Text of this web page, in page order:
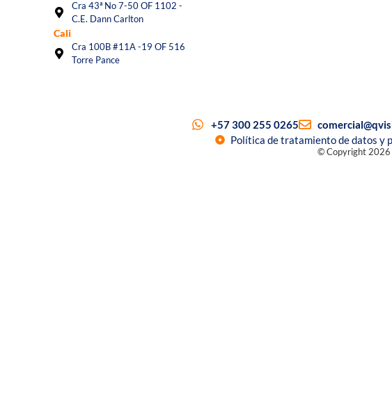
Cra 43ª No 7-50 OF 1102 -
C.E. Dann Carlton
Cali
Cra 100B #11A -19 OF 516
Torre Pance
+57 300 255 0265
Política de tratamiento de datos y
© Copyright 2026